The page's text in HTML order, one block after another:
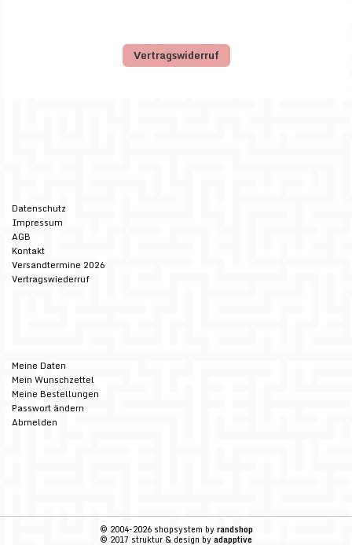
Vertragswiderruf
Datenschutz
Impressum
AGB
Kontakt
Versandtermine 2026
Vertragswiederruf
Meine Daten
Mein Wunschzettel
Meine Bestellungen
Passwort ändern
Abmelden
© 2004-2026 shopsystem byrandshop
© 2017 struktur & design byadapptive